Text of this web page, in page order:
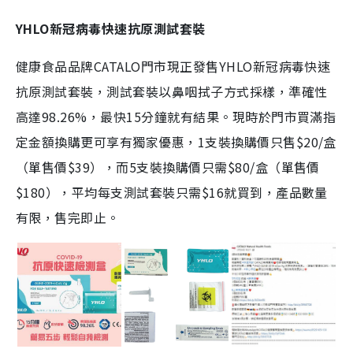
YHLO新冠病毒快速抗原測試套裝
健康食品品牌CATALO門市現正發售YHLO新冠病毒快速
抗原測試套裝，測試套裝以鼻咽拭子方式採樣，準確性
高達98.26%，最快15分鐘就有結果。現時於門市買滿指
定金額換購更可享有獨家優惠，1支裝換購價只售$20/盒
（單售價$39），而5支裝換購價只需$80/盒（單售價
$180），平均每支測試套裝只需$16就買到，產品數量
有限，售完即止。